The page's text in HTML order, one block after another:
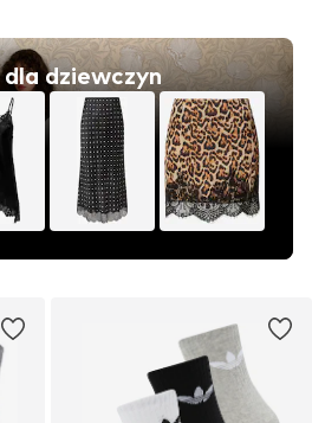
dziewczyn